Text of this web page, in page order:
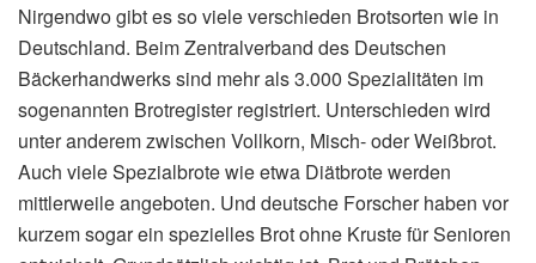
Nirgendwo gibt es so viele verschieden Brotsorten wie in
Deutschland. Beim Zentralverband des Deutschen
Bäckerhandwerks sind mehr als 3.000 Spezialitäten im
sogenannten Brotregister registriert. Unterschieden wird
unter anderem zwischen Vollkorn, Misch- oder Weißbrot.
Auch viele Spezialbrote wie etwa Diätbrote werden
mittlerweile angeboten. Und deutsche Forscher haben vor
kurzem sogar ein spezielles Brot ohne Kruste für Senioren